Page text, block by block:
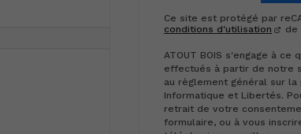
Ce site est protégé par
conditions d'utilisation
de
ATOUT BOIS s'engage à
effectués à partir de notre
au règlement général sur
Informatique et Libertés.
retrait de votre
formulaire, ou à vous